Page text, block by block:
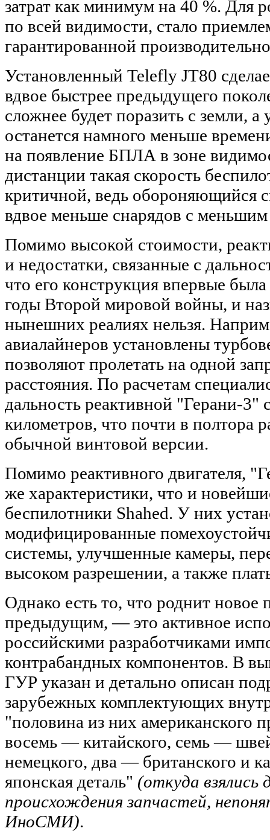
затрат как минимум на 40 %. Для
по всей видимости, стало
гарантированной
Установленный Telefly JT80
вдвое быстрее предыдущего
сложнее будет поразить с земли,
останется намного меньше
на появление БПЛА в зоне
дистанции такая скорость
критичной, ведь обороняющийся
вдвое меньше снарядов с
Помимо высокой стоимости,
и недостатки, связанные с
что его конструкция впервые
годы Второй мировой войны, и
нынешних реалиях нельзя.
авиалайнеров установлены
позволяют пролетать на одной
расстояния. По расчетам
дальность реактивной "Герани-3"
километров, что почти в полтора
обычной винтовой версии.
Помимо реактивного двигателя,
же характеристики, что и
беспилотники Shahed. У них
модифицированные
системы, улучшенные камеры,
высоком разрешении, а также
Однако есть то, что роднит новое
предыдущим, — это активное
российскими разработчиками
контрабандных компонентов. В
ГУР указан и детально описан
зарубежных комплектующих
"половина из них американского
восемь — китайского, семь —
немецкого, два — британского и
японская деталь" (откуда взялись
происхождения запчастей,
ИноСМИ).